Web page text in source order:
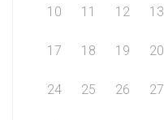
10 11 12 13
17 18 19 20
24 25 26 27